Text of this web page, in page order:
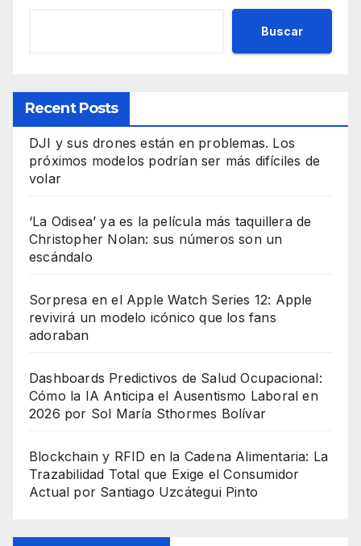
Buscar
Recent Posts
DJI y sus drones están en problemas. Los
próximos modelos podrían ser más difíciles de
volar
‘La Odisea’ ya es la película más taquillera de
Christopher Nolan: sus números son un
escándalo
Sorpresa en el Apple Watch Series 12: Apple
revivirá un modelo icónico que los fans
adoraban
Dashboards Predictivos de Salud Ocupacional:
Cómo la IA Anticipa el Ausentismo Laboral en
2026 por Sol María Sthormes Bolívar
Blockchain y RFID en la Cadena Alimentaria: La
Trazabilidad Total que Exige el Consumidor
Actual por Santiago Uzcátegui Pinto